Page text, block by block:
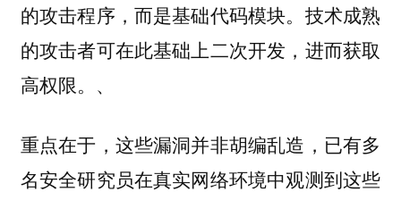
的攻击程序，而是基础代码模块。技术成熟
的攻击者可在此基础上二次开发，进而获取
高权限。、
重点在于，这些漏洞并非胡编乱造，已有多
名安全研究员在真实网络环境中观测到这些